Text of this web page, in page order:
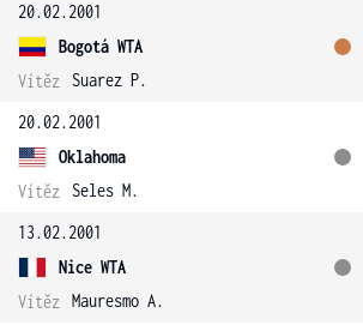
20.02.2001
Bogotá WTA
Vítěz
Suarez P.
20.02.2001
Oklahoma
Vítěz
Seles M.
13.02.2001
Nice WTA
Vítěz
Mauresmo A.